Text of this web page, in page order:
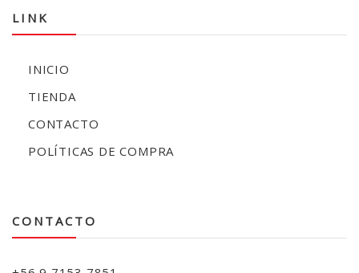
LINK
INICIO
TIENDA
CONTACTO
POLÍTICAS DE COMPRA
CONTACTO